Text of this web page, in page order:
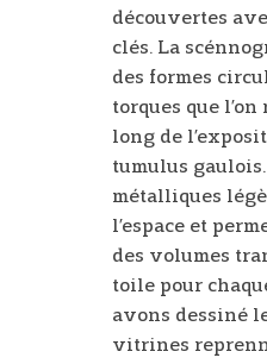
découvertes
clés. La
des formes
torques que
long de
tumulus
métalliques
l’espace et
des volumes
toile pour
avons dessiné
vitrines